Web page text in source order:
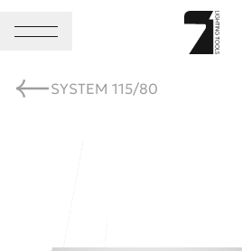
SYSTEM 115/80